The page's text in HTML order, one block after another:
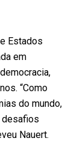
Estados
em
“Como
do mundo,
desafios
Nauert.